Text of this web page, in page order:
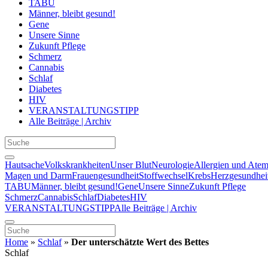
TABU
Männer, bleibt gesund!
Gene
Unsere Sinne
Zukunft Pflege
Schmerz
Cannabis
Schlaf
Diabetes
HIV
VERANSTALTUNGSTIPP
Alle Beiträge | Archiv
HautsacheVolkskrankheitenUnser BlutNeurologieAllergien und
Magen und DarmFrauengesundheitStoffwechselKrebs
TABUMänner, bleibt gesund!GeneUnsere SinneZukunft Pflege
SchmerzCannabisSchlafDiabetesHIV
VERANSTALTUNGSTIPPAlle Beiträge | Archiv
Home » Schlaf» Der unterschätzte Wert des Bettes
Schlaf